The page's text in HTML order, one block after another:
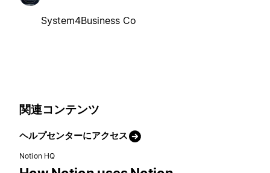
System4Business Co
関連コンテンツ
ヘルプセンターにアクセス
Notion HQ